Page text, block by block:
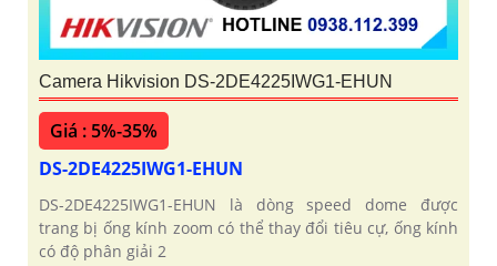
Camera Hikvision DS-2DE4225IWG1-EHUN
Giá : 5%-35%
DS-2DE4225IWG1-EHUN
DS-2DE4225IWG1-EHUN là dòng speed dome được
trang bị ống kính zoom có thể thay đổi tiêu cự, ống kính
có độ phân giải 2